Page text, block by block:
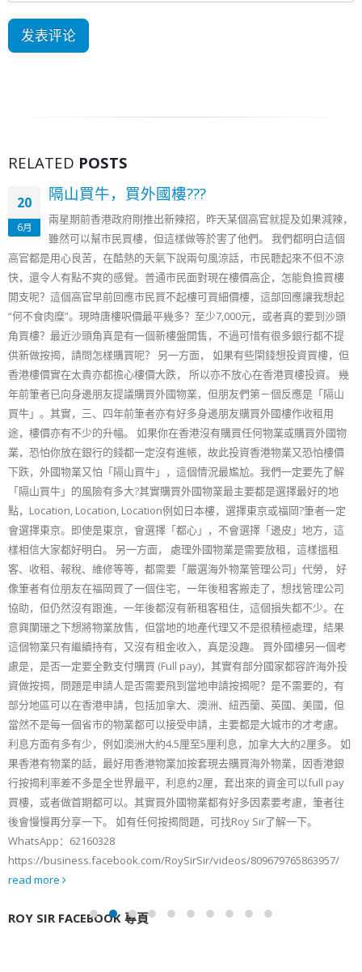
RELATED POSTS
20
6月
隔山買牛，買外國樓???
兩星期前香港政府剛推出新辣招，昨天某個高官就提及如果減辣，
雖然可以幫市民買樓，但這樣做等於害了他們。 我們都明白這個
高官都是用心良苦，在酷熱的天氣下說兩句風涼話，市民聽起來不但不涼
快，還令人有點不爽的感覺。普通市民面對現在樓價高企，怎能負擔買樓
開支呢？這個高官早前回應市民買不起樓可買細價樓，這部回應讓我想起
“何不食肉糜”。現時唐樓呎價最平幾多？至少7,000元，或者真的要到沙頭
角買樓？最近沙頭角真是有一個新樓盤開售，不過可惜有很多銀行都不提
供新做按揭，請問怎樣購買呢？ 另一方面， 如果有些閑錢想投資買樓，但
香港樓價實在太貴亦都擔心樓價大跌， 所以亦不放心在香港買樓投資。 幾
年前筆者已向身邊朋友提議購買外國物業，但朋友們第－個反應是「隔山
買牛」。其實，三、四年前筆者亦有好多身邊朋友購買外國樓作收租用
途，樓價亦有不少的升幅。 如果你在香港沒有購買任何物業或購買外國物
業，恐怕你放在銀行的錢都一定沒有進帳，故此投資香港物業又恐怕樓價
下跌，外國物業又怕「隔山買牛」，這個情況最尷尬。我們一定要先了解
「隔山買牛」的風險有多大?其實購買外國物業最主要都是選擇最好的地
點，Location, Location, Location例如日本樓，選擇東京或福岡?筆者一定
會選擇東京。即使是東京，會選擇「都心」，不會選擇「邊皮」地方，這
樣相信大家都好明白。 另一方面， 處理外國物業是需要放租，這樣搵租
客、收租、報稅、維修等等，都需要「嚴選海外物業管理公司」代勞， 好
像筆者有位朋友在福岡買了一個住宅，一年後租客搬走了，想找管理公司
協助，但仍然沒有跟進，一年後都沒有新租客租住，這個損失都不少。在
意興闌珊之下想將物業放售，但當地的地產代理又不是很積極處理，結果
這個物業只有繼續持有，又沒有租金收入，真是没趣。 買外國樓另一個考
慮是，是否一定要全數支付購買 (Full pay)，其實有部分國家都容許海外投
資做按揭，問題是申請人是否需要飛到當地申請按揭呢？是不需要的，有
部分地區可以在香港申請，包括加拿大、澳洲、紐西蘭、英國、美國，但
當然不是每一個省市的物業都可以接受申請，主要都是大城市的才考慮。
利息方面有多有少，例如澳洲大約4.5厘至5厘利息，加拿大大約2厘多。 如
果香港有物業的話，最好用香港物業加按套現去購買海外物業，因香港銀
行按揭利率差不多是全世界最平，利息約2厘，套出來的資金可以full pay
買樓，或者做首期都可以。其實買外國物業都有好多因素要考慮，筆者往
後會慢慢再分享一下。 如有任何按揭問題，可找Roy Sir了解一下。
WhatsApp：62160328
https://business.facebook.com/RoySirSir/videos/809679765863957/
read more
ROY SIR FACEBOOK 專頁